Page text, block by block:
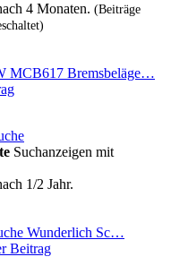
4 Monaten. (Beiträge
MCB617 Bremsbeläge…
Suchanzeigen mit
1/2 Jahr.
Wunderlich Sc…
Beitrag